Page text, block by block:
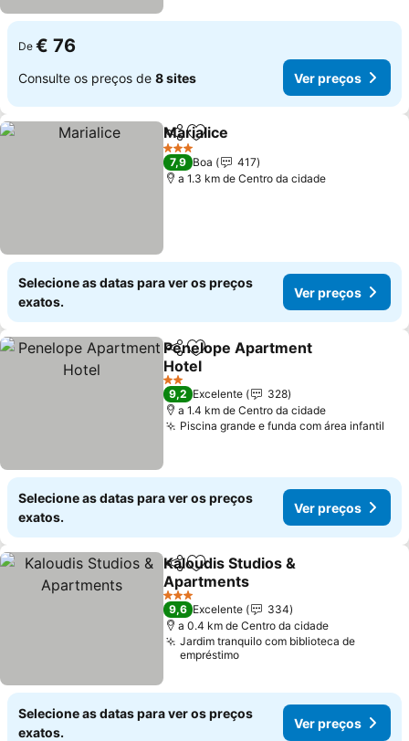
De € 76
Consulte os preços de 8 sites Ver preços
PartilharAdicionar aos favoritos
Marialice
3 Estrelas
7,9 Boa
417
a 1.3 km de Centro da cidade
Selecione as datas para ver os preços
exatos.
Ver preços
PartilharAdicionar aos favoritos
Penelope Apartment
Hotel
Ver preços
2 Estrelas
9,2 Excelente
328
a 1.4 km de Centro da cidade
Piscina grande e funda com área infantil
Selecione as datas para ver os preços
exatos.
Ver preços
PartilharAdicionar aos favoritos
Kaloudis Studios &
Apartments
Ver preços
3 Estrelas
9,6 Excelente
334
a 0.4 km de Centro da cidade
Jardim tranquilo com biblioteca de
empréstimo
Selecione as datas para ver os preços
exatos.
Ver preços